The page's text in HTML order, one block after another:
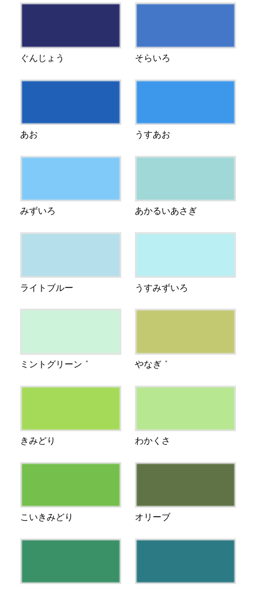
ぐんじょう そらいろ
あお うすあお
みずいろ あかるいあさぎ
ライトブルー うすみずいろ
ミントグリーン ＊ やなぎ ＊
きみどり わかくさ
こいきみどり オリーブ